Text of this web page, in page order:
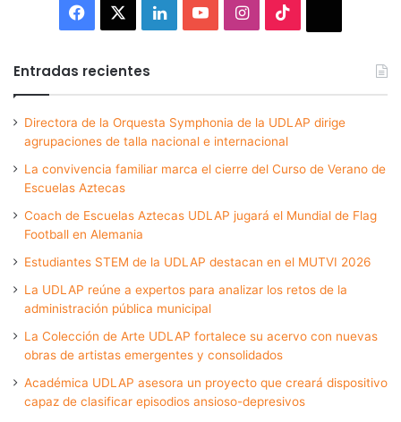
Facebook LinkedInYouTubeInstagram
Entradas recientes
Directora de la Orquesta Symphonia de la UDLAP dirige
agrupaciones de talla nacional e internacional
La convivencia familiar marca el cierre del Curso de Verano de
Escuelas Aztecas
Coach de Escuelas Aztecas UDLAP jugará el Mundial de Flag
Football en Alemania
Estudiantes STEM de la UDLAP destacan en el MUTVI 2026
La UDLAP reúne a expertos para analizar los retos de la
administración pública municipal
La Colección de Arte UDLAP fortalece su acervo con nuevas
obras de artistas emergentes y consolidados
Académica UDLAP asesora un proyecto que creará dispositivo
capaz de clasificar episodios ansioso-depresivos